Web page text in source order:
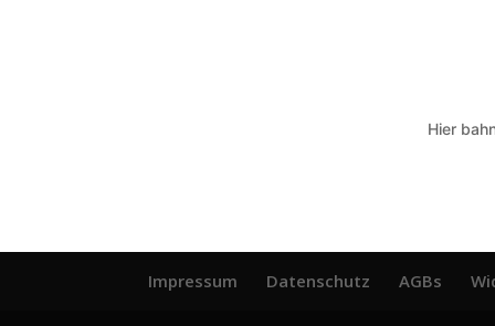
Hier
Impressum Datenschutz AGBs